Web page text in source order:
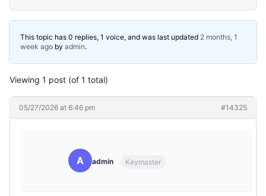
This topic has 0 replies, 1 voice, and was last updated 2 months, 1
week ago by admin.
Viewing 1 post (of 1 total)
05/27/2026 at 6:46 pm #14325
A admin Keymaster